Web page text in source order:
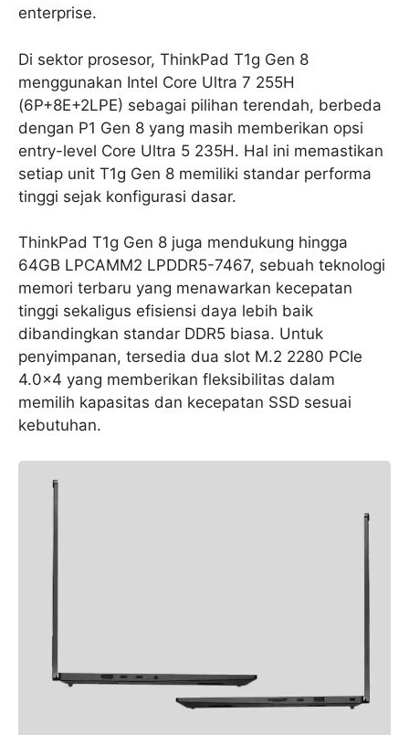
enterprise.
Di sektor prosesor, ThinkPad T1g Gen 8
menggunakan Intel Core Ultra 7 255H
(6P+8E+2LPE) sebagai pilihan terendah, berbeda
dengan P1 Gen 8 yang masih memberikan opsi
entry-level Core Ultra 5 235H. Hal ini memastikan
setiap unit T1g Gen 8 memiliki standar performa
tinggi sejak konfigurasi dasar.
ThinkPad T1g Gen 8 juga mendukung hingga
64GB LPCAMM2 LPDDR5-7467, sebuah teknologi
memori terbaru yang menawarkan kecepatan
tinggi sekaligus efisiensi daya lebih baik
dibandingkan standar DDR5 biasa. Untuk
penyimpanan, tersedia dua slot M.2 2280 PCIe
4.0×4 yang memberikan fleksibilitas dalam
memilih kapasitas dan kecepatan SSD sesuai
kebutuhan.